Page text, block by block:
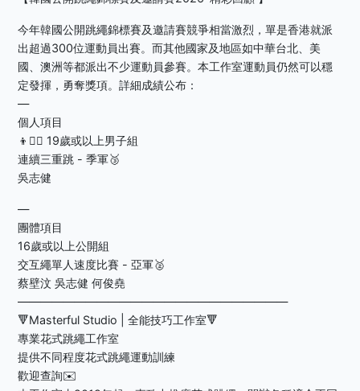
今年韓國公開跳繩錦標賽及邀請賽競爭相當激烈，單是香港就派
出超過300位運動員出賽。而其他國家及地區如中華台北、美
國、澳洲等都派出不少運動員參賽。本工作室運動員仍然可以穩
定發揮，勇奪獎項。詳細成績公布：
—
個人項目
👦🧍‍♂️ 19歲或以上男子組
連續三重跳 - 季軍🥉
吳志健
—
團體項目
16歲或以上公開組
交互繩單人速度比賽 - 亞軍🥈
蔡壁汶 吳志健 何俊堯
————————————————————————
🔻Masterful Studio | 全能技巧工作室🔻
專業花式跳繩工作室
提供不同程度花式跳繩運動訓練
歡迎查詢✉️